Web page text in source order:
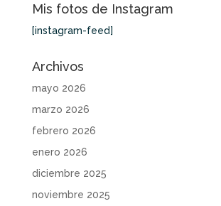
Mis fotos de Instagram
[instagram-feed]
Archivos
mayo 2026
marzo 2026
febrero 2026
enero 2026
diciembre 2025
noviembre 2025